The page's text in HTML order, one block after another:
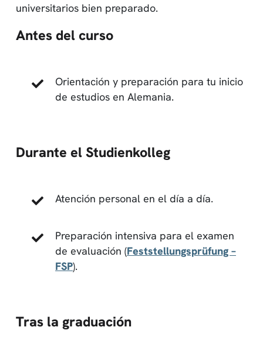
universitarios bien preparado.
Antes del curso
Orientación y preparación para tu inicio
de estudios en Alemania.
Durante el Studienkolleg
Atención personal en el día a día.
Preparación intensiva para el examen
de evaluación (Feststellungsprüfung –
FSP).
Tras la graduación